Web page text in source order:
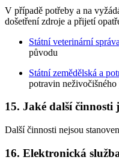
V případě potřeby a na
došetření zdroje a přijetí
Státní veterinární správa
původu
Státní zemědělská a
potravin neživočišného
15. Jaké další činnosti
Další činnosti nejsou
16. Elektronická